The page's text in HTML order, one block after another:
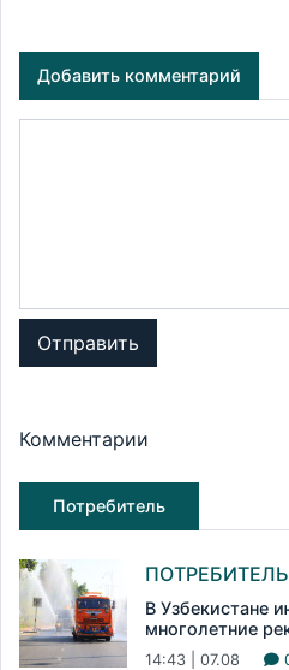
Добавить комментарий
Отправить
Комментарии
Потребитель
ПОТРЕБИТЕЛЬ
В Узбекистане
многолетние
14:43 | 07.08